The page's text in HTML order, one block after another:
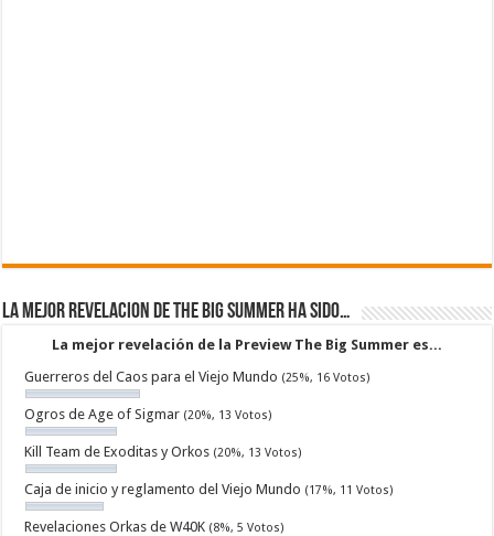
La mejor revelacion de The Big Summer ha sido…
La mejor revelación de la Preview The Big Summer es...
Guerreros del Caos para el Viejo Mundo (25%, 16 Votos)
Ogros de Age of Sigmar (20%, 13 Votos)
Kill Team de Exoditas y Orkos (20%, 13 Votos)
Caja de inicio y reglamento del Viejo Mundo (17%, 11 Votos)
Revelaciones Orkas de W40K (8%, 5 Votos)